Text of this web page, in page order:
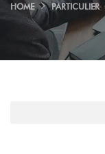
HOME PARTICULIER